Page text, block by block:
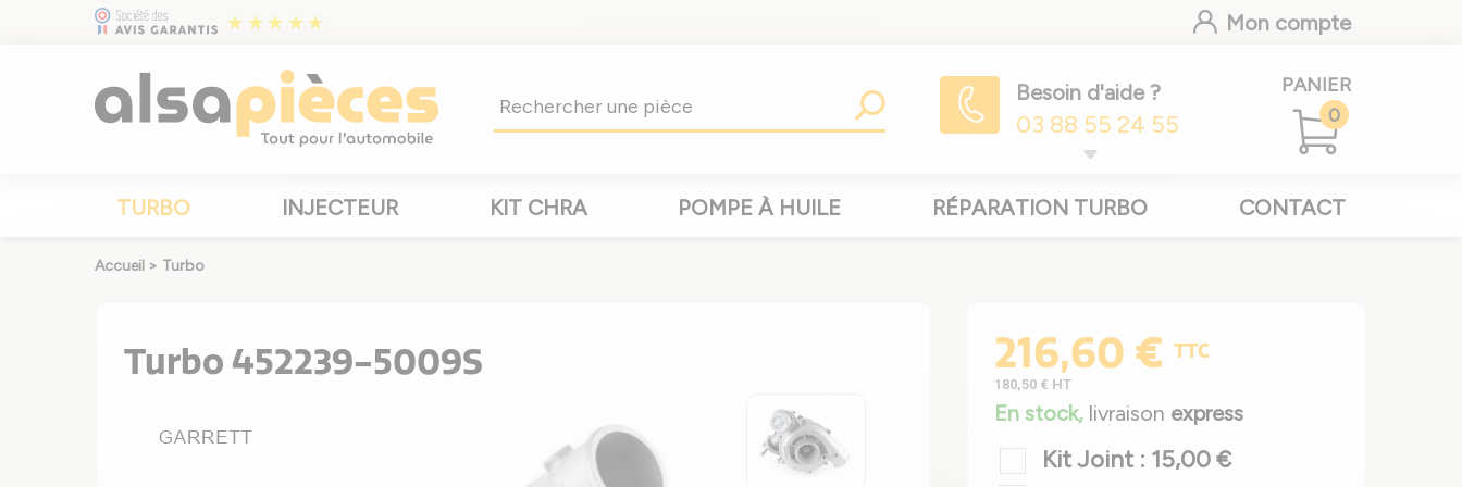
Mon compte
Besoin d'aide ?
03 88 55 24 55
PANIER
0
TURBO INJECTEUR KIT CHRA POMPE À HUILE RÉPARATION TURBO CONTACT
Accueil > Turbo
Turbo 452239-5009S 216,60 € TTC
180,50 € HT
En stock, livraison express
Kit Joint : 15,00 €